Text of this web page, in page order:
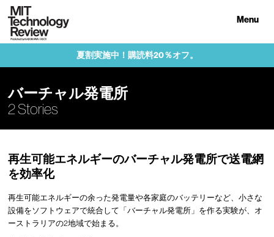
Menu
夏割実施中！購読料20％オフ。
バーチャル発電所
2 Stories
再生可能エネルギーのバーチャル発電所で送電網
を効率化
再生可能エネルギーの余った発電量や各家庭のバッテリーなど、小さな
設備をソフトウェアで統合して「バーチャル発電所」を作る実験が、オ
ーストラリアの2地域で始まる。